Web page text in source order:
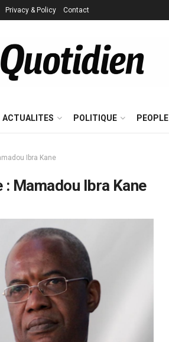
Privacy & Policy Contact
ACTUALITES POLITIQUE PEOPLE
Ibra Kane
: Mamadou Ibra Kane